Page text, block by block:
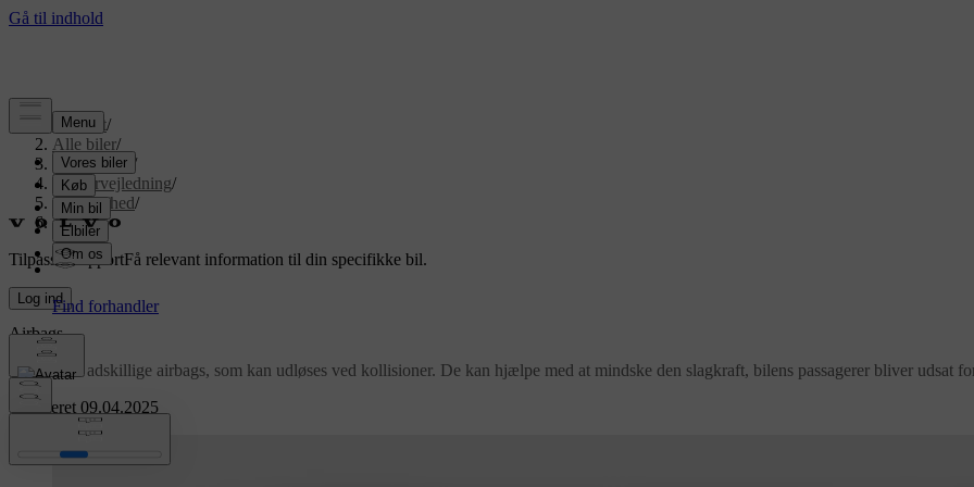
Support/
Alle biler/
EX90 2027 /
Brugervejledning/
Sikkerhed/
Airbags
Tilpasset supportFå relevant information til din specifikke bil.
Log ind
Opdateret 09.04.2025
Airbags
Din bil har adskillige airbags, som kan udløses ved kollisioner. De kan hjælpe med at mindske den slagkraft, bilens passagerer bliver udsat